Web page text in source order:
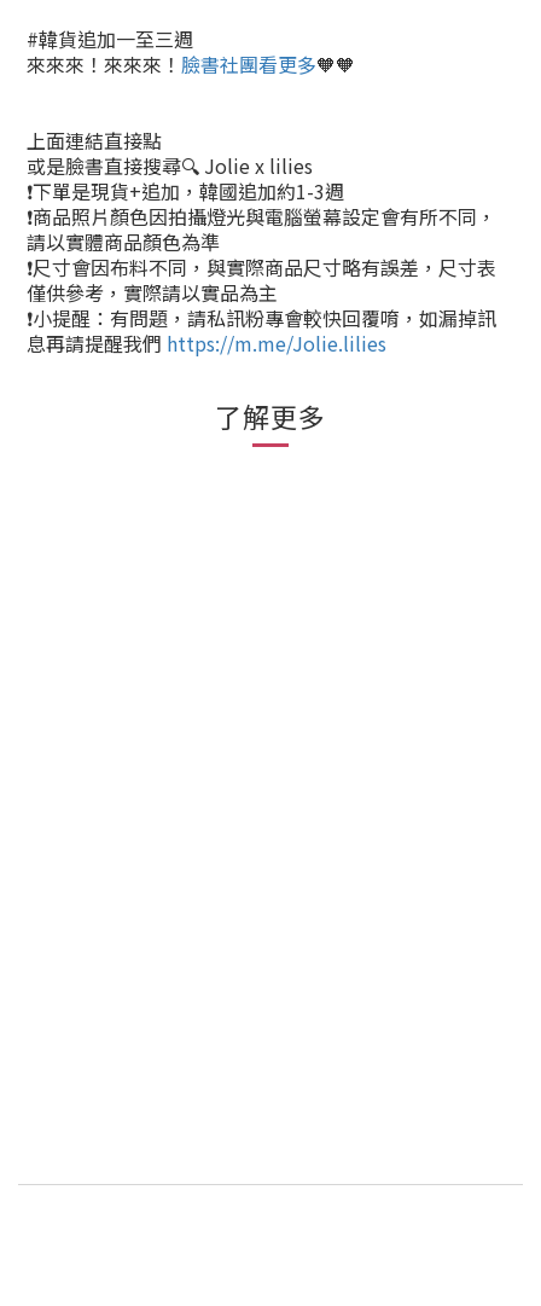
#韓貨追加一至三週
來來來！來來來！ 臉書社團看更多🧡🧡
上面連結直接點
或是臉書直接搜尋🔍 Jolie x lilies
❗下單是現貨+追加，韓國追加約1-3週
❗商品照片顏色因拍攝燈光與電腦螢幕設定會有所不同，
請以實體商品顏色為準
❗尺寸會因布料不同，與實際商品尺寸略有誤差，尺寸表
僅供參考，實際請以實品為主
❗小提醒：有問題，請私訊粉專會較快回覆唷，如漏掉訊
息再請提醒我們 https://m.me/Jolie.lilies
了解更多